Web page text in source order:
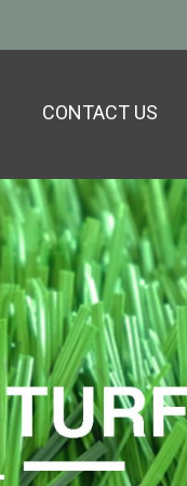
CONTACT US